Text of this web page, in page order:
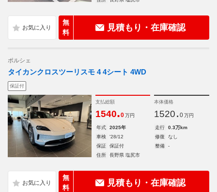
無
料
見積もり・在庫確認
ポルシェ
タイカンクロスツーリスモ 4 4シート 4WD
保証付
支払総額
1540.0 万円
本体価格
1520. 0 万円
年式 2025年 走行
0.3万km
車検
'28/12 修復
なし
保証
保証付 整備
-
住所
長野県 塩尻市
無
料
見積もり・在庫確認